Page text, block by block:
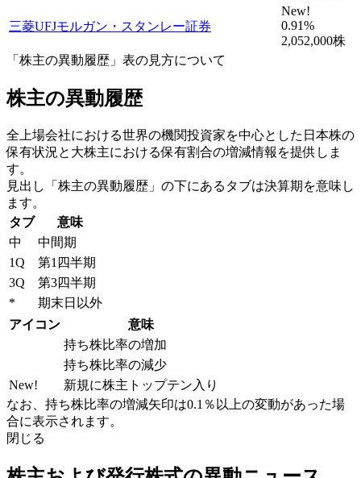
三菱UFJモルガン・スタンレー証券
New!
0.91%
2,052,000株
「株主の異動履歴」表の見方について
株主の異動履歴
全上場会社における世界の機関投資家を中心とした日本株の
保有状況と大株主における保有割合の増減情報を提供しま
す。
見出し「株主の異動履歴」の下にあるタブは決算期を意味し
ます。
タブ
意味
中
中間期
1Q
第1四半期
3Q
第3四半期
*
期末日以外
アイコン
意味
持ち株比率の増加
持ち株比率の減少
New!
新規に株主トップテン入り
なお、持ち株比率の増減矢印は0.1％以上の変動があった場
合に表示されます。
閉じる